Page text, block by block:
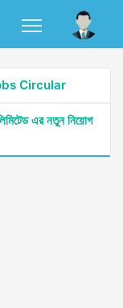
Circular
এর নতুন নিয়োগ